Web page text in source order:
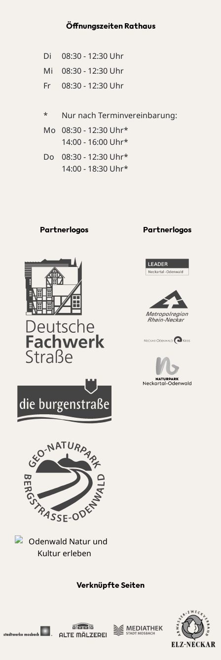
Öffnungszeiten Rathaus
Di
08:30 - 12:30 Uhr
Mi
08:30 - 12:30 Uhr
Fr
08:30 - 12:30 Uhr
*
Nur nach Terminvereinbarung:
Mo 08:30 - 12:30 Uhr*
14:00 - 16:00 Uhr*
Do
08:30 - 12:30 Uhr*
14:00 - 18:30 Uhr*
Partnerlogos Partnerlogos
Verknüpfte Seiten